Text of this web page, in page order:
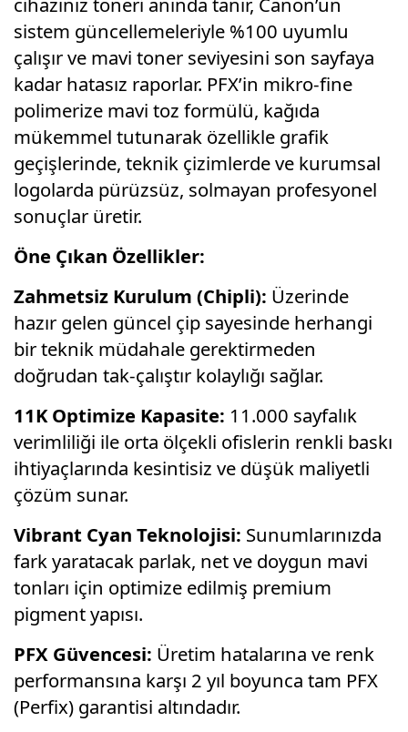
sistem güncellemeleriyle %100 uyumlu
çalışır ve mavi toner seviyesini son sayfaya
kadar hatasız raporlar. PFX’in mikro-fine
polimerize mavi toz formülü, kağıda
mükemmel tutunarak özellikle grafik
geçişlerinde, teknik çizimlerde ve kurumsal
logolarda pürüzsüz, solmayan profesyonel
sonuçlar üretir.
Öne Çıkan Özellikler:
Zahmetsiz Kurulum (Chipli): Üzerinde
hazır gelen güncel çip sayesinde herhangi
bir teknik müdahale gerektirmeden
doğrudan tak-çalıştır kolaylığı sağlar.
11K Optimize Kapasite: 11.000 sayfalık
verimliliği ile orta ölçekli ofislerin renkli baskı
ihtiyaçlarında kesintisiz ve düşük maliyetli
çözüm sunar.
Vibrant Cyan Teknolojisi: Sunumlarınızda
fark yaratacak parlak, net ve doygun mavi
tonları için optimize edilmiş premium
pigment yapısı.
PFX Güvencesi: Üretim hatalarına ve renk
performansına karşı 2 yıl boyunca tam PFX
(Perfix) garantisi altındadır.